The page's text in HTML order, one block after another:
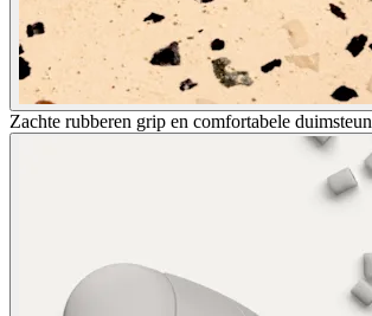
Zachte rubberen grip en comfortabele duimsteun